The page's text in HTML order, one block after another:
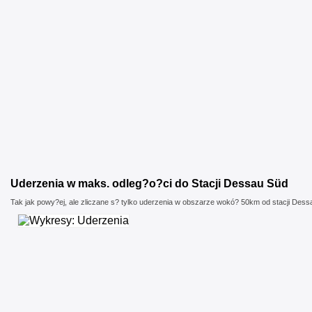
Uderzenia w maks. odleg?o?ci do Stacji Dessau Süd
Tak jak powy?ej, ale zliczane s? tylko uderzenia w obszarze wokó? 50km od stacji